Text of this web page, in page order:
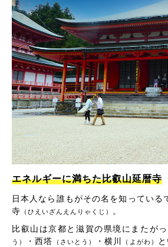
エネルギーに満ちた比叡山延暦寺
日本人なら誰もがその名を知っている
寺 （ひえいざんえんりゃくじ） 。
比叡山は京都と滋賀の県境にまたが
う）
・西塔 （さいとう） ・横川 （よがわ）